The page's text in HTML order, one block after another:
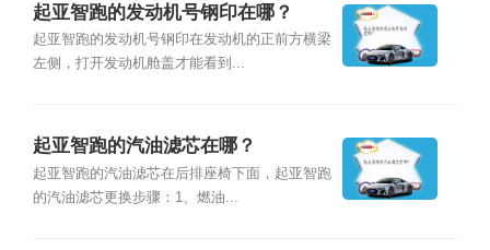
起亚智跑的发动机号钢印在哪？
起亚智跑的发动机号钢印在发动机的正前方横梁
左侧，打开发动机舱盖才能看到...
起亚智跑的汽油滤芯在哪？
起亚智跑的汽油滤芯在后排座椅下面，起亚智跑
的汽油滤芯更换步骤：1、燃油...